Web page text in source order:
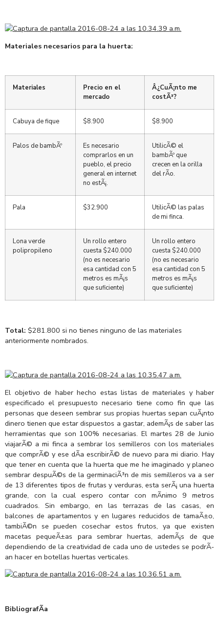
Materiales necesarios para la huerta:
Materiales
Precio en el
mercado
Â¿CuÃ¡nto me
costÃ³?
Cabuya de fique $8.900 $8.900
Palos de bambÃº
Es necesario
comprarlos en un
pueblo, el precio
general en internet
no estÃ¡.
UtilicÃ© el
bambÃº que
crecen en la orilla
del rÃ­o.
Pala $32.900
UtilicÃ© las palas
de mi finca.
Lona verde
polipropileno
Un rollo entero
cuesta $240.000
(no es necesario
esa cantidad con 5
metros es mÃ¡s
que suficiente)
Un rollo entero
cuesta $240.000
(no es necesario
esa cantidad con 5
metros es mÃ¡s
que suficiente)
Total: $281.800 si no tienes ninguno de las materiales
anteriormente nombrados.
El objetivo de haber hecho estas listas de materiales y haber
especificado el presupuesto necesario tiene como fin que las
personas que deseen sembrar sus propias huertas sepan cuÃ¡nto
dinero tienen que estar dispuestos a gastar, ademÃ¡s de saber las
herramientas que son 100% necesarias. El martes 28 de Junio
viajarÃ© a mi finca a sembrar los semilleros con los materiales
que comprÃ© y ese dÃ­a escribirÃ© de nuevo para mi diario. Hay
que tener en cuenta que la huerta que me he imaginado y planeo
sembrar despuÃ©s de la germinaciÃ³n de mis semilleros va a ser
de 13 diferentes tipos de frutas y verduras, esta serÃ¡ una huerta
grande, con la cual espero contar con mÃ­nimo 9 metros
cuadrados. Sin embargo, en las terrazas de las casas, en
balcones de apartamentos y en lugares reducidos de tamaÃ±o,
tambiÃ©n se pueden cosechar estos frutos, ya que existen
macetas pequeÃ±as para sembrar huertas, ademÃ¡s de que
dependiendo de la creatividad de cada uno de ustedes se podrÃ­
an hacer en botellas huertas verticales.
BibliografÃ­a